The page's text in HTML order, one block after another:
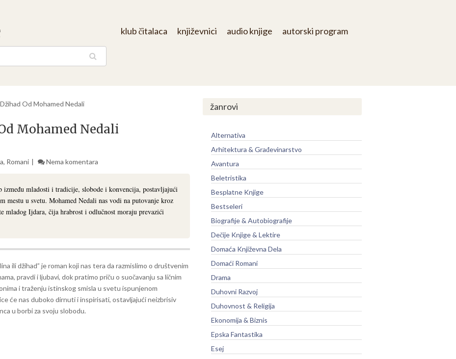
klub čitalaca književnici audio knjige autorski program
Od Mohamed Nedali
Mohamed Nedali
, Romani Nema komentara
između mladosti i tradicije, slobode i konvencija, postavljajući
mestu u svetu. Mohamed Nedali nas vodi na putovanje kroz
mladog Ijdara, čija hrabrost i odlučnost moraju prevazići
ili džihad” je roman koji nas tera da razmislimo o društvenim
pravdi i ljubavi, dok pratimo priču o suočavanju sa ličnim
i traženju istinskog smisla u svetu ispunjenom
će nas duboko dirnuti i inspirisati, ostavljajući neizbrisiv
u borbi za svoju slobodu.
žanrovi
Alternativa
Arhitektura & Građevinarstvo
Avantura
Beletristika
Besplatne Knjige
Bestseleri
Biografije & Autobiografije
Dečije Knjige & Lektire
Domaća Književna Dela
Domaći Romani
Drama
Duhovni Razvoj
Duhovnost & Religija
Ekonomija & Biznis
Epska Fantastika
Esej